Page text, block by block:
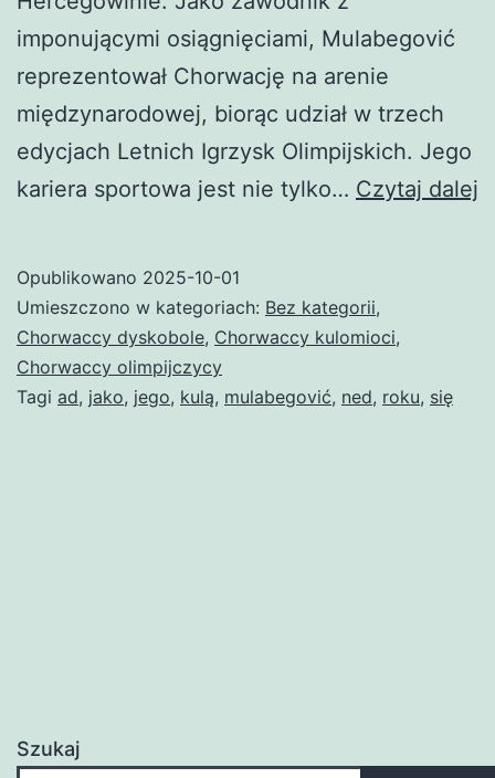
imponującymi osiągnięciami, Mulabegović
reprezentował Chorwację na arenie
międzynarodowej, biorąc udział w trzech
edycjach Letnich Igrzysk Olimpijskich. Jego
kariera sportowa jest nie tylko… Czytaj dalej
Opublikowano 2025-10-01
Umieszczono w kategoriach: Bez kategorii,
Chorwaccy dyskobole, Chorwaccy kulomioci,
Chorwaccy olimpijczycy
Tagi ad, jako, jego, kulą, mulabegović, ned, roku, się
Szukaj